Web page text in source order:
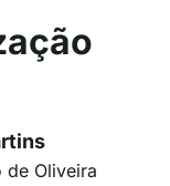
de Oliveira